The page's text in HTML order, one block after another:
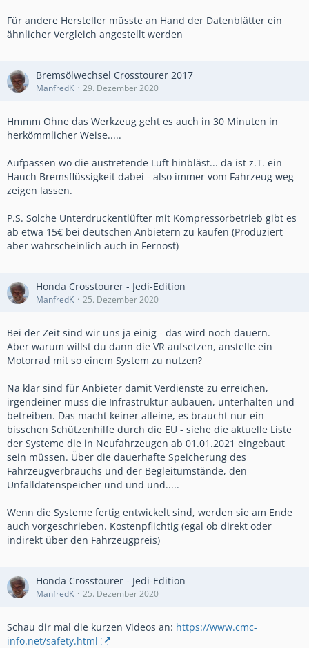
Für andere Hersteller müsste an Hand der Datenblätter ein
ähnlicher Vergleich angestellt werden
Bremsölwechsel Crosstourer 2017
ManfredK 29. Dezember 2020
Hmmm Ohne das Werkzeug geht es auch in 30 Minuten in
herkömmlicher Weise.....
Aufpassen wo die austretende Luft hinbläst... da ist z.T. ein
Hauch Bremsflüssigkeit dabei - also immer vom Fahrzeug weg
zeigen lassen.
P.S. Solche Unterdruckentlüfter mit Kompressorbetrieb gibt es
ab etwa 15€ bei deutschen Anbietern zu kaufen (Produziert
aber wahrscheinlich auch in Fernost)
Honda Crosstourer - Jedi-Edition
ManfredK 25. Dezember 2020
Bei der Zeit sind wir uns ja einig - das wird noch dauern.
Aber warum willst du dann die VR aufsetzen, anstelle ein
Motorrad mit so einem System zu nutzen?
Na klar sind für Anbieter damit Verdienste zu erreichen,
irgendeiner muss die Infrastruktur aubauen, unterhalten und
betreiben. Das macht keiner alleine, es braucht nur ein
bisschen Schützenhilfe durch die EU - siehe die aktuelle Liste
der Systeme die in Neufahrzeugen ab 01.01.2021 eingebaut
sein müssen. Über die dauerhafte Speicherung des
Fahrzeugverbrauchs und der Begleitumstände, den
Unfalldatenspeicher und und und.....
Wenn die Systeme fertig entwickelt sind, werden sie am Ende
auch vorgeschrieben. Kostenpflichtig (egal ob direkt oder
indirekt über den Fahrzeugpreis)
Honda Crosstourer - Jedi-Edition
ManfredK 25. Dezember 2020
Schau dir mal die kurzen Videos an: https://www.cmc-
info.net/safety.html